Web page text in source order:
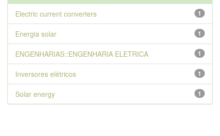
1
Electric current converters
1
Energia solar
1
ENGENHARIAS::ENGENHARIA ELETRICA
1
Inversores elétricos
1
Solar energy